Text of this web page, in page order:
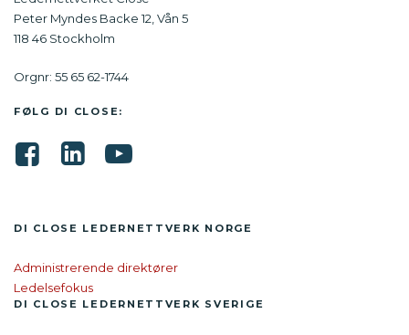
Peter Myndes Backe 12, Vån 5
118 46 Stockholm
Orgnr: 55 65 62-1744
FØLG DI CLOSE:
DI CLOSE LEDER­NETTVERK NORGE
Administrerende direktører
Ledelsefokus
DI CLOSE LEDER­NETTVERK SVERIGE